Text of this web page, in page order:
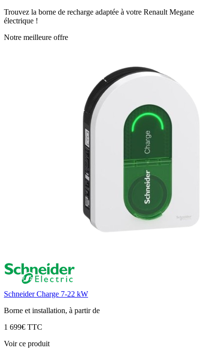
Trouvez la borne de recharge adaptée à votre Renault Megane
électrique !
Notre meilleure offre
Schneider Charge 7-22 kW
Borne et installation, à partir de
1 699€ TTC
Voir ce produit